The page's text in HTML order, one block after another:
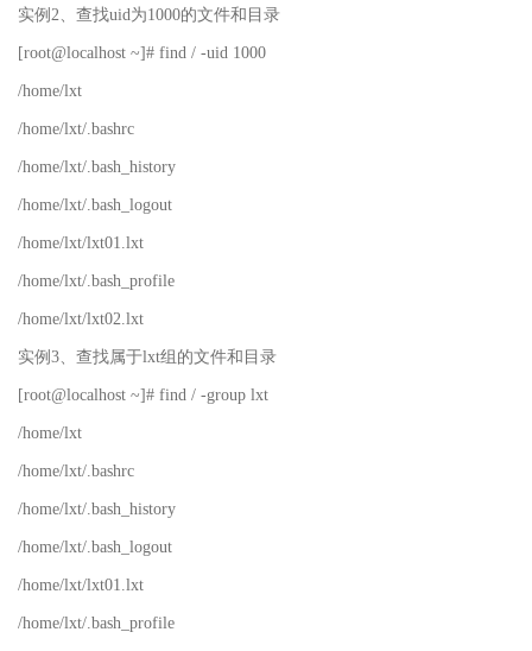
实例2、查找uid为1000的文件和目录
[root@localhost ~]# find / -uid 1000
/home/lxt
/home/lxt/.bashrc
/home/lxt/.bash_history
/home/lxt/.bash_logout
/home/lxt/lxt01.lxt
/home/lxt/.bash_profile
/home/lxt/lxt02.lxt
实例3、查找属于lxt组的文件和目录
[root@localhost ~]# find / -group lxt
/home/lxt
/home/lxt/.bashrc
/home/lxt/.bash_history
/home/lxt/.bash_logout
/home/lxt/lxt01.lxt
/home/lxt/.bash_profile